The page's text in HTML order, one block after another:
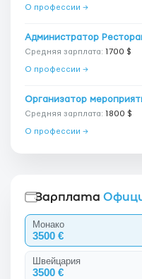
О профессии →
Администратор
Средняя зарплата: 1700 $
О профессии →
Организатор
Средняя зарплата: 1800 $
О профессии →
Зарплата
Монако
3500 €
Швейцария
3500 €